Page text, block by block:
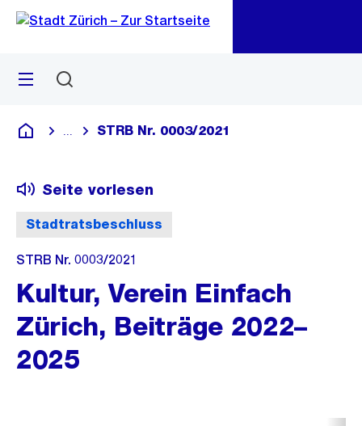
Navigation
Sprunglink
Menü
Deutsch
Blende alle Breadcrumbs ein
STRB Nr. 0003/2021
Stadtratsbeschluss
Seite vorlesen
STRB Nr. 0003/2021
Kultur, Verein Einfach
Zürich, Beiträge 2022–
2025